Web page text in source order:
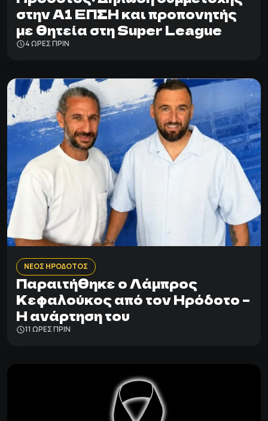
στην Α1 ΕΠΣΗ και προπονητής
με θητεία στη Super League
4 ΩΡΕΣ ΠΡΙΝ
ΝΕΟΣ ΗΡΟΔΟΤΟΣ
Παραιτήθηκε ο Λάμπρος
Κεφαλούκος από τον Ηρόδοτο –
Η ανάρτηση του
11 ΩΡΕΣ ΠΡΙΝ